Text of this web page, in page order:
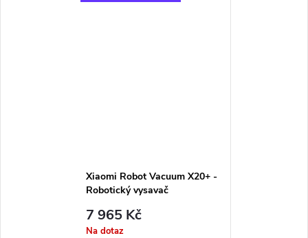
Xiaomi Robot Vacuum X20+ -
Robotický vysavač
7 965 Kč
Na dotaz